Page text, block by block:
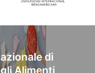
di
Alimenti